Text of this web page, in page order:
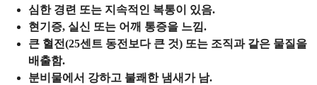
심한 경련 또는 지속적인 복통이 있음.
현기증, 실신 또는 어깨 통증을 느낌.
큰 혈전(25센트 동전보다 큰 것) 또는 조직과 같은 물질을
배출함.
분비물에서 강하고 불쾌한 냄새가 남.